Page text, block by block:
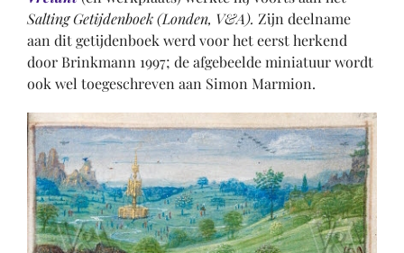
Salting Getijdenboek (Londen, V&A). Zijn deelname
aan dit getijdenboek werd voor het eerst herkend
door Brinkmann 1997; de afgebeelde miniatuur wordt
ook wel toegeschreven aan Simon Marmion.